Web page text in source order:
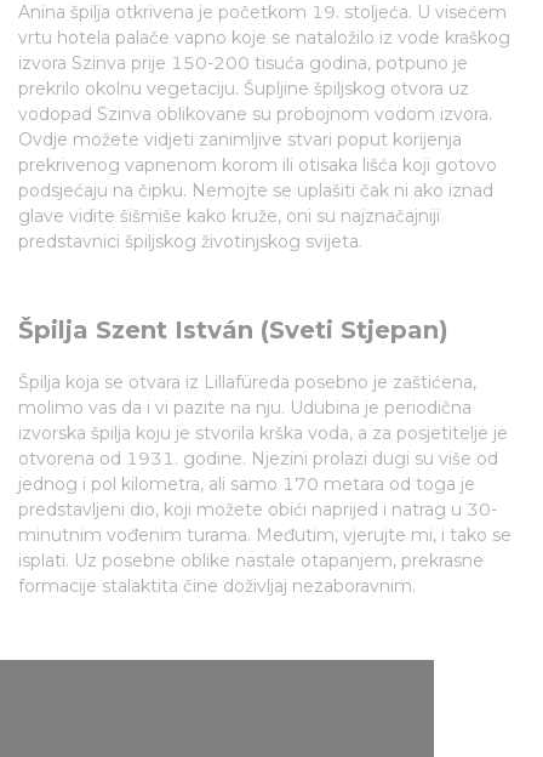
Anina špilja otkrivena je početkom 19. stoljeća. U visećem
vrtu hotela palače vapno koje se nataložilo iz vode kraškog
izvora Szinva prije 150-200 tisuća godina, potpuno je
prekrilo okolnu vegetaciju. Šupljine špiljskog otvora uz
vodopad Szinva oblikovane su probojnom vodom izvora.
Ovdje možete vidjeti zanimljive stvari poput korijenja
prekrivenog vapnenom korom ili otisaka lišća koji gotovo
podsjećaju na čipku. Nemojte se uplašiti čak ni ako iznad
glave vidite šišmiše kako kruže, oni su najznačajniji
predstavnici špiljskog životinjskog svijeta.
Špilja Szent István (Sveti Stjepan)
Špilja koja se otvara iz Lillafüreda posebno je zaštićena,
molimo vas da i vi pazite na nju. Udubina je periodična
izvorska špilja koju je stvorila krška voda, a za posjetitelje je
otvorena od 1931. godine. Njezini prolazi dugi su više od
jednog i pol kilometra, ali samo 170 metara od toga je
predstavljeni dio, koji možete obići naprijed i natrag u 30-
minutnim vođenim turama. Međutim, vjerujte mi, i tako se
isplati. Uz posebne oblike nastale otapanjem, prekrasne
formacije stalaktita čine doživljaj nezaboravnim.